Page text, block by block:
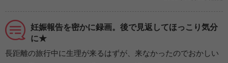
妊娠報告を密かに録画。後で見返してほっこり気分
に★
長距離の旅行中に生理が来るはずが、来なかったのでおかしい